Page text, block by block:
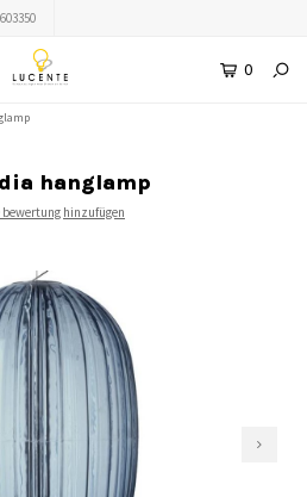
0
hanglamp
bewertung hinzufügen